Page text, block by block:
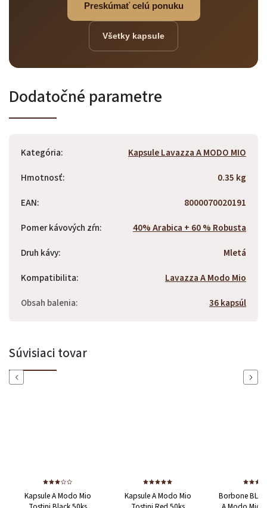
Preskúmať celú ponuku
Všetky kapsule
Dodatočné parametre
Kategória:
Kapsule Lavazza A MODO MIO
Hmotnosť:
0.35 kg
EAN:
8000070020191
Pomer kávových zŕn:
40% Arabica + 60 % Robusta
Druh kávy:
Mletá
Kompatibilita:
Lavazza A Modo Mio
Obsah balenia: 36 kapsúl
Súvisiaci tovar
Previous
Kapsule A Modo Mio
Kapsule A Modo Mio
Borbone
Next
Powered by chaterimo